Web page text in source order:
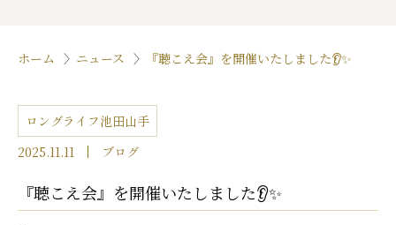
ホーム ニュース 『聴こえ会』を開催いたしました👂✨
ロングライフ池田山手
2025.11.11
ブログ
『聴こえ会』を開催いたしました👂✨